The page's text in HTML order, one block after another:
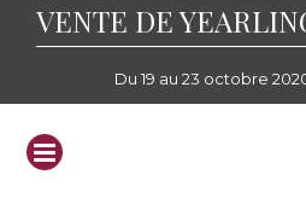
VENTE DE
Du 19 au 23 octobre